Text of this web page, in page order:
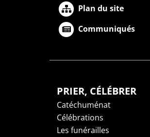
Plan du site
Communiqués
PRIER, CÉLÉBRER
Catéchuménat
Célébrations
Les funérailles